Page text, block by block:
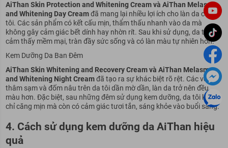
AiThan Skin Protection and Whitening Cream và AiThan Melasma
and Whitening Day Creamđã mang lại nhiều lợi ích cho làn da của
tôi. Các sản phẩm có kết cấu mịn, thẩm thấu nhanh vào da mà
không gây cảm giác bết dính hay nhờn rít. Sau khi sử dụng, da tôi
cảm thấy mềm mại, tràn đầy sức sống và có làn màu tự nhiên hơn.
Kem Dưỡng Da Ban Đêm
AiThan Skin Whitening and Recovery Cream và AiThan Melasma
and Whitening Night Creamđã tạo ra sự khác biệt rõ rệt. Các vết
thâm sạm và đốm nâu trên da tôi dần mờ dần, làn da trở nên đều
màu hơn. Đặc biệt, sau những đêm sử dụng kem dưỡng, da tôi không
chỉ căng mịn mà còn có cảm giác tươi tắn, sáng khỏe vào buổi sáng.
4. Cách sử dụng kem dưỡng da AiThan hiệu
quả